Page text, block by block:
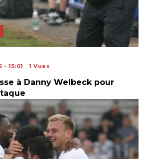
15:01 1 Vues
à Danny Welbeck pour